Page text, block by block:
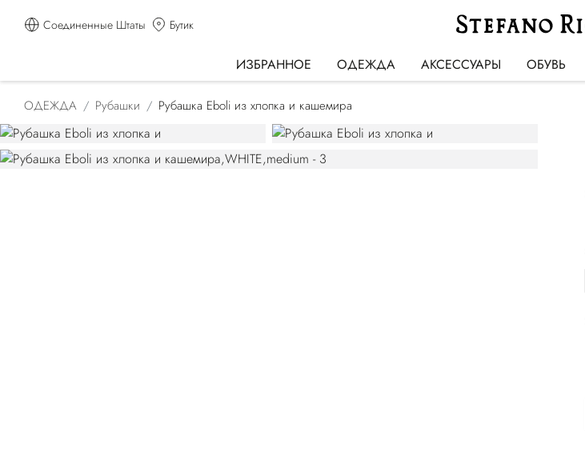
Соединенные Штаты Бутик
ИЗБРАННОЕ ОДЕЖДА АКСЕССУАРЫ ОБУВЬ
ОДЕЖДА Рубашки Рубашка Eboli из хлопка и кашемира